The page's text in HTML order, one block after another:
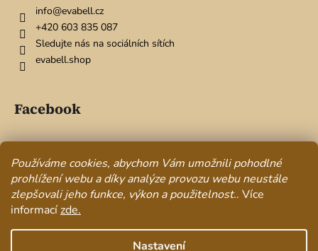
Používáme cookies, abychom Vám umožnili pohodlné
prohlížení webu a díky analýze provozu webu neustále
zlepšovali jeho funkce, výkon a použitelnost.. Více
informacízde.
Nastavení
s
info@evabell.cz
+420 603 835 087
Sledujte nás na sociálních sítích
evabell.shop
Facebook
Přijímáme online platby